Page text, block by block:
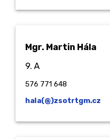
Mgr. Martin Hála
9. A
576 771 648
hala(@)zsotrtgm.cz